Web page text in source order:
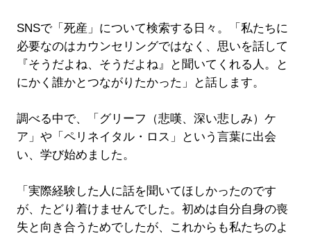
SNSで「死産」について検索する日々。「私たちに
必要なのはカウンセリングではなく、思いを話して
『そうだよね、そうだよね』と聞いてくれる人。と
にかく誰かとつながりたかった」と話します。
調べる中で、「グリーフ（悲嘆、深い悲しみ）ケ
ア」や「ペリネイタル・ロス」という言葉に出会
い、学び始めました。
「実際経験した人に話を聞いてほしかったのです
が、たどり着けませんでした。初めは自分自身の喪
失と向き合うためでしたが、これからも私たちのよ